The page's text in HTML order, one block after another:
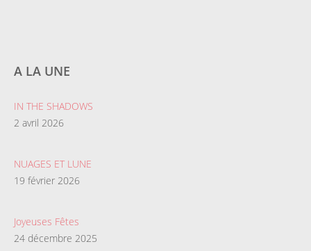
A LA UNE
IN THE SHADOWS
2 avril 2026
NUAGES ET LUNE
19 février 2026
Joyeuses Fêtes
24 décembre 2025